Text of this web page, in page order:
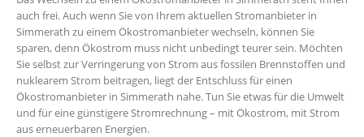
auch frei. Auch wenn Sie von Ihrem aktuellen Stromanbieter in
Simmerath zu einem Ökostromanbieter wechseln, können Sie
sparen, denn Ökostrom muss nicht unbedingt teurer sein. Möchten
Sie selbst zur Verringerung von Strom aus fossilen Brennstoffen und
nuklearem Strom beitragen, liegt der Entschluss für einen
Ökostromanbieter in Simmerath nahe. Tun Sie etwas für die Umwelt
und für eine günstigere Stromrechnung – mit Ökostrom, mit Strom
aus erneuerbaren Energien.